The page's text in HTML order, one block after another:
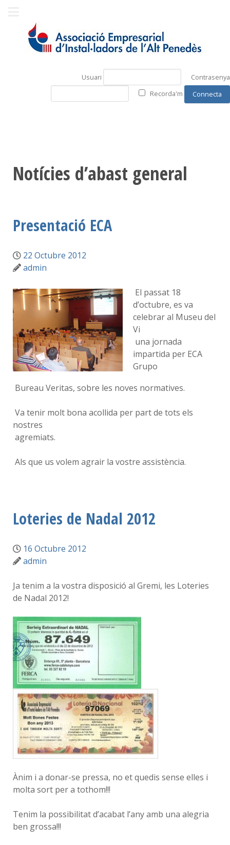
Usuari
Contrasenya
Recorda'm
Notícies d’abast general
Presentació ECA
22 Octubre 2012
admin
El passat 18
d’octubre, es va
celebrar al Museu del
Vi
una jornada
impartida per ECA
Grupo
Bureau Veritas, sobre les noves normatives.
Va tenir molt bona acollida per part de tots els
nostres
agremiats.
Als que us volem agrair la vostre assistència.
Loteries de Nadal 2012
16 Octubre 2012
admin
Ja tenim a la vostra disposició al Gremi, les Loteries
de Nadal 2012!
Ànim i a donar-se pressa, no et quedis sense elles i
molta sort per a tothom!!!
Tenim la possibilitat d’acabat l’any amb una alegria
ben grossa!!!